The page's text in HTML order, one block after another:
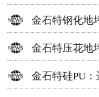
选择
金石特钢化地
金石特压花地
地面材料
金石特硅PU